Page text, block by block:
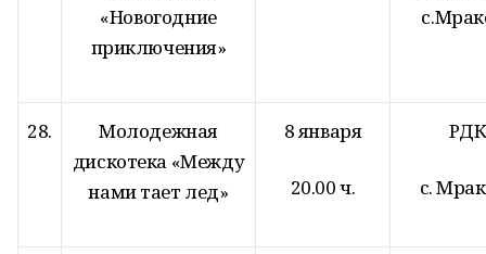
«Новогодние
приключения»
28.
Молодежная
дискотека «Между
нами тает лед»
8 января
20.00 ч.
РДК
с.